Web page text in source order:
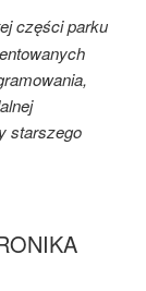
części parku
starszego